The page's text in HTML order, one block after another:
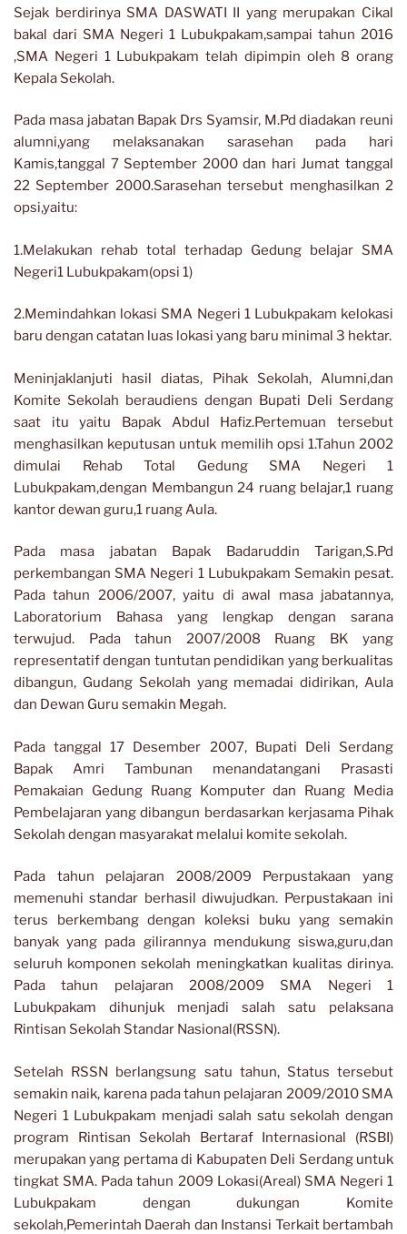
Sejak berdirinya SMA DASWATI II yang merupakan Cikal
bakal dari SMA Negeri 1 Lubukpakam,sampai tahun 2016
,SMA Negeri 1 Lubukpakam telah dipimpin oleh 8 orang
Kepala Sekolah.
Pada masa jabatan Bapak Drs Syamsir, M.Pd diadakan reuni
alumni,yang melaksanakan sarasehan pada hari
Kamis,tanggal 7 September 2000 dan hari Jumat tanggal
22 September 2000.Sarasehan tersebut menghasilkan 2
opsi,yaitu:
1.Melakukan rehab total terhadap Gedung belajar SMA
Negeri1 Lubukpakam(opsi 1)
2.Memindahkan lokasi SMA Negeri 1 Lubukpakam kelokasi
baru dengan catatan luas lokasi yang baru minimal 3 hektar.
Meninjaklanjuti hasil diatas, Pihak Sekolah, Alumni,dan
Komite Sekolah beraudiens dengan Bupati Deli Serdang
saat itu yaitu Bapak Abdul Hafiz.Pertemuan tersebut
menghasilkan keputusan untuk memilih opsi 1.Tahun 2002
dimulai Rehab Total Gedung SMA Negeri 1
Lubukpakam,dengan Membangun 24 ruang belajar,1 ruang
kantor dewan guru,1 ruang Aula.
Pada masa jabatan Bapak Badaruddin Tarigan,S.Pd
perkembangan SMA Negeri 1 Lubukpakam Semakin pesat.
Pada tahun 2006/2007, yaitu di awal masa jabatannya,
Laboratorium Bahasa yang lengkap dengan sarana
terwujud. Pada tahun 2007/2008 Ruang BK yang
representatif dengan tuntutan pendidikan yang berkualitas
dibangun, Gudang Sekolah yang memadai didirikan, Aula
dan Dewan Guru semakin Megah.
Pada tanggal 17 Desember 2007, Bupati Deli Serdang
Bapak Amri Tambunan menandatangani Prasasti
Pemakaian Gedung Ruang Komputer dan Ruang Media
Pembelajaran yang dibangun berdasarkan kerjasama Pihak
Sekolah dengan masyarakat melalui komite sekolah.
Pada tahun pelajaran 2008/2009 Perpustakaan yang
memenuhi standar berhasil diwujudkan. Perpustakaan ini
terus berkembang dengan koleksi buku yang semakin
banyak yang pada gilirannya mendukung siswa,guru,dan
seluruh komponen sekolah meningkatkan kualitas dirinya.
Pada tahun pelajaran 2008/2009 SMA Negeri 1
Lubukpakam dihunjuk menjadi salah satu pelaksana
Rintisan Sekolah Standar Nasional(RSSN).
Setelah RSSN berlangsung satu tahun, Status tersebut
semakin naik, karena pada tahun pelajaran 2009/2010 SMA
Negeri 1 Lubukpakam menjadi salah satu sekolah dengan
program Rintisan Sekolah Bertaraf Internasional (RSBI)
merupakan yang pertama di Kabupaten Deli Serdang untuk
tingkat SMA. Pada tahun 2009 Lokasi(Areal) SMA Negeri 1
Lubukpakam dengan dukungan Komite
sekolah,Pemerintah Daerah dan Instansi Terkait bertambah